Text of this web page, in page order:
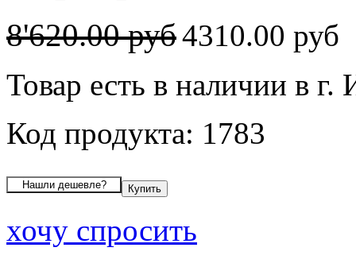
8'620.00 руб4310.00 руб
Товар есть в наличии в г.
Код продукта: 1783
хочу спросить